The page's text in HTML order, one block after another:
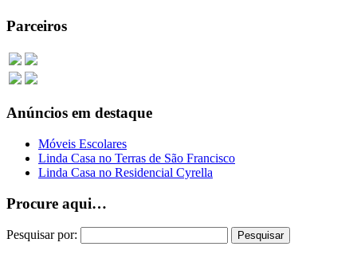
Parceiros
Anúncios em destaque
Móveis Escolares
Linda Casa no Terras de São Francisco
Linda Casa no Residencial Cyrella
Procure aqui…
Pesquisar por: